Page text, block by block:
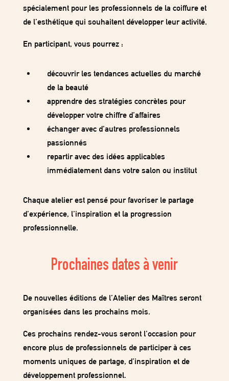
spécialement pour les professionnels de la coiffure et
de l’esthétique qui souhaitent développer leur activité.
En participant, vous pourrez :
découvrir les tendances actuelles du marché
de la beauté
apprendre des stratégies concrètes pour
développer votre chiffre d’affaires
échanger avec d’autres professionnels
passionnés
repartir avec des idées applicables
immédiatement dans votre salon ou institut
Chaque atelier est pensé pour favoriser le partage
d’expérience, l’inspiration et la progression
professionnelle.
Prochaines dates à venir
De nouvelles éditions de l’Atelier des Maîtres seront
organisées dans les prochains mois.
Ces prochains rendez-vous seront l’occasion pour
encore plus de professionnels de participer à ces
moments uniques de partage, d’inspiration et de
développement professionnel.